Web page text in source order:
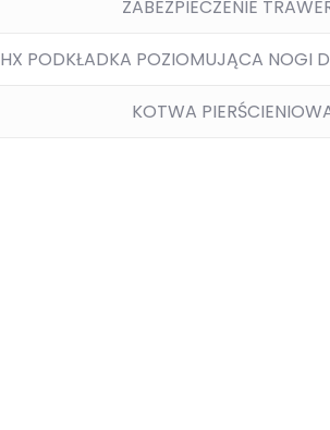
ZABEZPIECZENIE
HX PODKŁADKA POZIOMUJĄCA NOGI
KOTWA